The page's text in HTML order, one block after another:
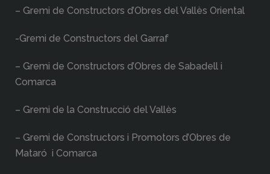
– Gremi de Constructors d’Obres del Vallès Oriental
-Gremi de Constructors del Garraf
– Gremi de Constructors d’Obres de Sabadell i
Comarca
– Gremi de la Construcció del Vallès
– Gremi de Constructors i Promotors d’Obres de
Mataró i Comarca